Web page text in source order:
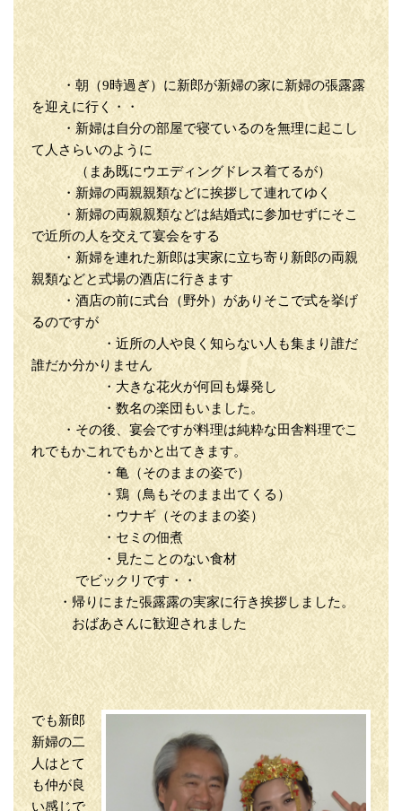
・朝（9時過ぎ）に新郎が新婦の家に新婦の張露露
を迎えに行く・・
・新婦は自分の部屋で寝ているのを無理に起こし
て人さらいのように
（まあ既にウエディングドレス着てるが）
・新婦の両親親類などに挨拶して連れてゆく
・新婦の両親親類などは結婚式に参加せずにそこ
で近所の人を交えて宴会をする
・新婦を連れた新郎は実家に立ち寄り新郎の両親
親類などと式場の酒店に行きます
・酒店の前に式台（野外）がありそこで式を挙げ
るのですが
・近所の人や良く知らない人も集まり誰だ
誰だか分かりません
・大きな花火が何回も爆発し
・数名の楽団もいました。
・その後、宴会ですが料理は純粋な田舎料理でこ
れでもかこれでもかと出てきます。
・亀（そのままの姿で）
・鶏（鳥もそのまま出てくる）
・ウナギ（そのままの姿）
・セミの佃煮
・見たことのない食材
でビックリです・・
・帰りにまた張露露の実家に行き挨拶しました。
おばあさんに歓迎されました
でも新郎
新婦の二
人はとて
も仲が良
い感じで